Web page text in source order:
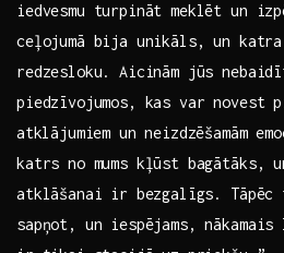
iedvesmu turpināt meklēt ​un
ceļojumā bija unikāls, ‌un katra
redzesloku. Aicinām ​jūs
piedzīvojumos, kas var novest
⁢atklājumiem un neizdzēšamām
katrs no mums kļūst bagātāks,⁤
atklāšanai ir bezgalīgs.
sapņot, un iespējams,